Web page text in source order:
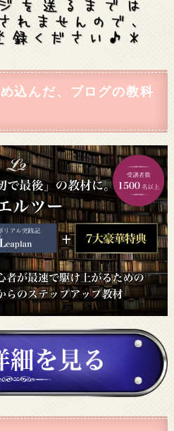
込んだ、ブログの教科